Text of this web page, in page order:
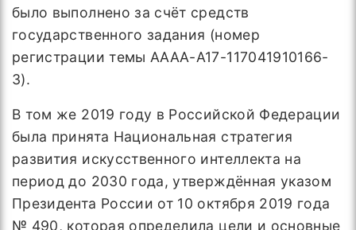
было выполнено за счёт средств
государственного задания (номер
регистрации темы АААА-А17-117041910166-
3).
В том же 2019 году в Российской Федерации
была принята Национальная стратегия
развития искусственного интеллекта на
период до 2030 года, утверждённая указом
Президента России от 10 октября 2019 года
№ 490, которая определила цели и основные